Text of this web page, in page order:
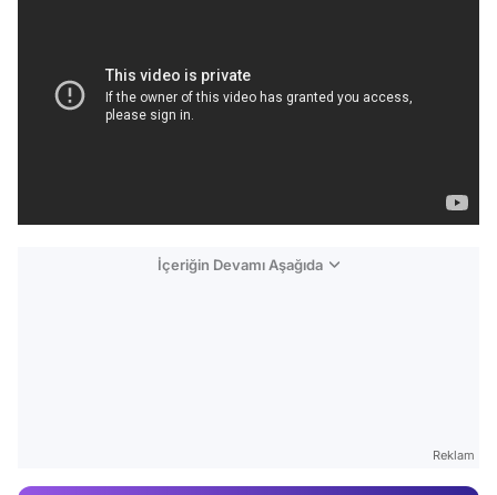
İçeriğin Devamı Aşağıda
Reklam